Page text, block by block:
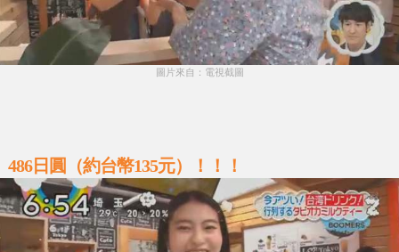
圖片來自：電視截圖
486日圓（約台幣135元）！！！